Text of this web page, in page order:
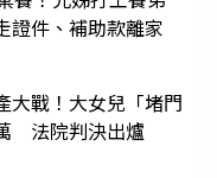
件、補助款離家
大戰！大女兒「堵門
法院判決出爐